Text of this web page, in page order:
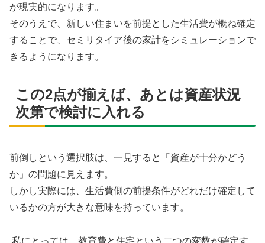
が現実的になります。
そのうえで、新しい住まいを前提とした生活費が概ね確定
することで、セミリタイア後の家計をシミュレーションで
きるようになります。
この2点が揃えば、あとは資産状況
次第で検討に入れる
前倒しという選択肢は、一見すると「資産が十分かどう
か」の問題に見えます。
しかし実際には、生活費側の前提条件がどれだけ確定して
いるかの方が大きな意味を持っています。
私にとっては、教育費と住宅という二つの変数が確定す